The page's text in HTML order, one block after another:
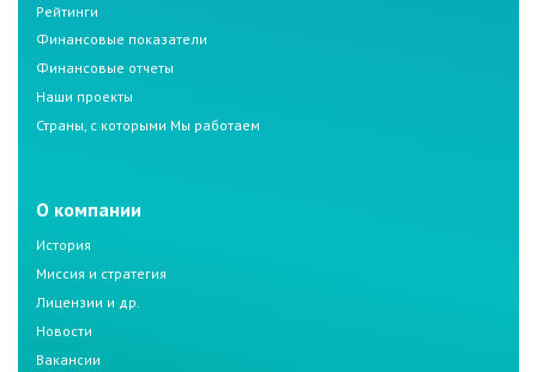
Рейтинги
Финансовые показатели
Финансовые отчеты
Наши проекты
Страны, с которыми Мы работаем
О компании
История
Миссия и стратегия
Лицензии и др.
Новости
Вакансии